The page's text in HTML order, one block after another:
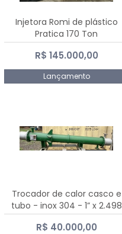
Injetora Romi de plástico
Pratica 170 Ton
R$ 145.000,00
Lançamento
Trocador de calor casco e
tubo - inox 304 - 1” x 2.498
mm
R$ 40.000,00